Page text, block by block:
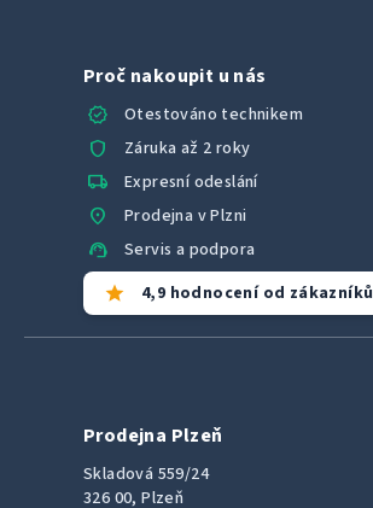
Proč nakoupit u nás
verified
Otestováno technikem
shield Záruka až 2 roky
local_shipping Expresní odeslání
location_on Prodejna v Plzni
support_agent Servis a podpora
star 4,9 hodnocení od zákazníků
Prodejna Plzeň
Skladová 559/24
326 00, Plzeň